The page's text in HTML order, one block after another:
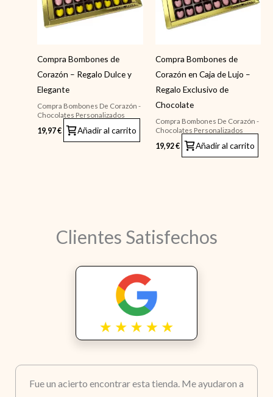
Compra Bombones de
Corazón – Regalo Dulce y
Elegante
Compra Bombones De Corazón -
Chocolates Personalizados
19,97€ Añadir al carrito
Compra Bombones de
Corazón en Caja de Lujo –
Regalo Exclusivo de
Chocolate
Compra Bombones De Corazón -
Chocolates Personalizados
19,92€ Añadir al carrito
Clientes Satisfechos
Fue un acierto encontrar esta tienda. Me ayudaron a